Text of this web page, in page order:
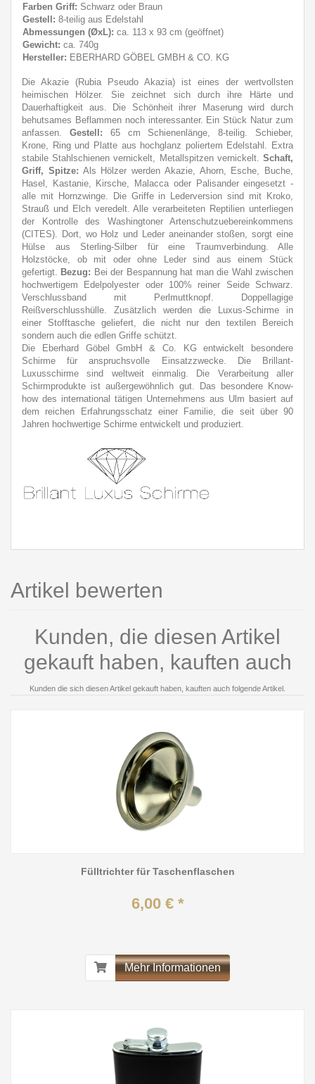
Farben Griff: Schwarz oder Braun
Gestell: 8-teilig aus Edelstahl
Abmessungen (ØxL): ca. 113 x 93 cm (geöffnet)
Gewicht: ca. 740g
Hersteller: EBERHARD GÖBEL GMBH & CO. KG
Die Akazie (Rubia Pseudo Akazia) ist eines der wertvollsten
heimischen Hölzer. Sie zeichnet sich durch ihre Härte und
Dauerhaftigkeit aus. Die Schönheit ihrer Maserung wird durch
behutsames Beflammen noch interessanter. Ein Stück Natur zum
anfassen. Gestell: 65 cm Schienenlänge, 8-teilig. Schieber,
Krone, Ring und Platte aus hochglanz poliertem Edelstahl. Extra
stabile Stahlschienen vernickelt, Metallspitzen vernickelt. Schaft,
Griff, Spitze: Als Hölzer werden Akazie, Ahorn, Esche, Buche,
Hasel, Kastanie, Kirsche, Malacca oder Palisander eingesetzt -
alle mit Hornzwinge. Die Griffe in Lederversion sind mit Kroko,
Strauß und Elch veredelt. Alle verarbeiteten Reptilien unterliegen
der Kontrolle des Washingtoner Artenschutzuebereinkommens
(CITES). Dort, wo Holz und Leder aneinander stoßen, sorgt eine
Hülse aus Sterling-Silber für eine Traumverbindung. Alle
Holzstöcke, ob mit oder ohne Leder sind aus einem Stück
gefertigt. Bezug: Bei der Bespannung hat man die Wahl zwischen
hochwertigem Edelpolyester oder 100% reiner Seide Schwarz.
Verschlussband mit Perlmuttknopf. Doppellagige
Reißverschlusshülle. Zusätzlich werden die Luxus-Schirme in
einer Stofftasche geliefert, die nicht nur den textilen Bereich
sondern auch die edlen Griffe schützt.
Die Eberhard Göbel GmbH & Co. KG entwickelt besondere
Schirme für anspruchsvolle Einsatzzwecke. Die Brillant-
Luxusschirme sind weltweit einmalig. Die Verarbeitung aller
Schirmprodukte ist außergewöhnlich gut. Das besondere Know-
how des international tätigen Unternehmens aus Ulm basiert auf
dem reichen Erfahrungsschatz einer Familie, die seit über 90
Jahren hochwertige Schirme entwickelt und produziert.
Artikel bewerten
Kunden, die diesen Artikel
gekauft haben, kauften auch
Kunden die sich diesen Artikel gekauft haben, kauften auch folgende Artikel.
Fülltrichter für Taschenflaschen
6,00 € *
Mehr Informationen